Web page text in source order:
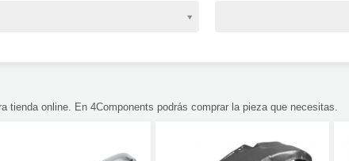
tienda online. En 4Components podrás comprar la pieza que necesitas.